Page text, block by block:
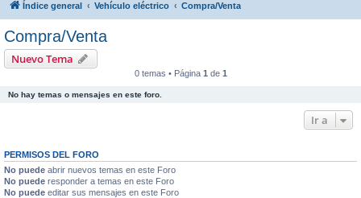
Índice general Vehículo eléctrico Compra/Venta
Compra/Venta
Nuevo Tema
0 temas • Página 1 de 1
No hay temas o mensajes en este foro.
Ir a
PERMISOS DEL FORO
No puede abrir nuevos temas en este Foro
No puede responder a temas en este Foro
No puede editar sus mensajes en este Foro